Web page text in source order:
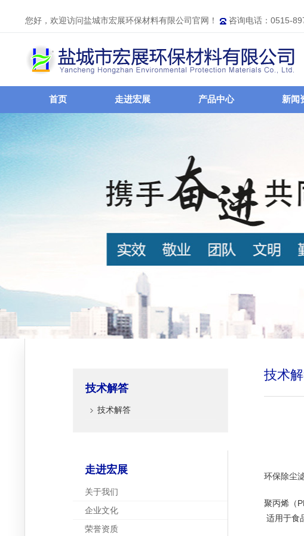
您好，欢迎访问盐城市宏展环保材料有限公司官网！ 咨询电话：0515-
首页 走进宏展 产品中心 新闻
技术解答
技术解答
走进宏展
关于我们
企业文化
荣誉资质
技术
环保除尘
聚丙烯（
适用于食